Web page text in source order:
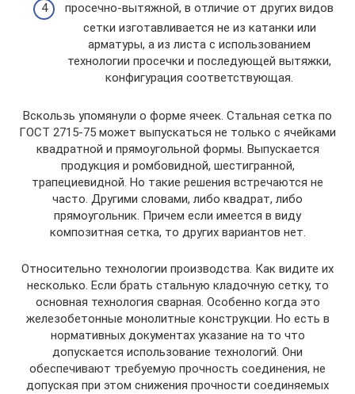
просечно-вытяжной, в отличие от других видов
сетки изготавливается не из катанки или
арматуры, а из листа с использованием
технологии просечки и последующей вытяжки,
конфигурация соответствующая.
Вскользь упомянули о форме ячеек. Стальная сетка по
ГОСТ 2715-75 может выпускаться не только с ячейками
квадратной и прямоугольной формы. Выпускается
продукция и ромбовидной, шестигранной,
трапециевидной. Но такие решения встречаются не
часто. Другими словами, либо квадрат, либо
прямоугольник. Причем если имеется в виду
композитная сетка, то других вариантов нет.
Относительно технологии производства. Как видите их
несколько. Если брать стальную кладочную сетку, то
основная технология сварная. Особенно когда это
железобетонные монолитные конструкции. Но есть в
нормативных документах указание на то что
допускается использование технологий. Они
обеспечивают требуемую прочность соединения, не
допуская при этом снижения прочности соединяемых